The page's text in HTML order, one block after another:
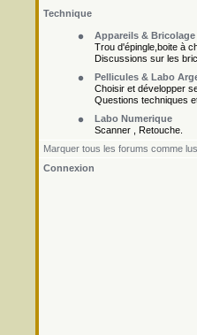
Technique
Appareils & Bricolage
Trou d'épingle,boite à
Discussions sur les
Pellicules & Labo
Choisir et développer
Questions techniques
Labo Numerique
Scanner , Retouche.
Marquer tous les forums comme lus
Connexion